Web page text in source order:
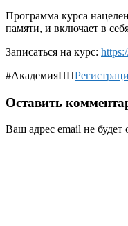
Программа курса
памяти, и включает в
Записаться на курс:
#АкадемияПП
Оставить
Ваш адрес email не будет